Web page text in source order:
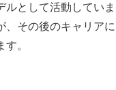
ルとして活動してい
、その後のキャリア
。